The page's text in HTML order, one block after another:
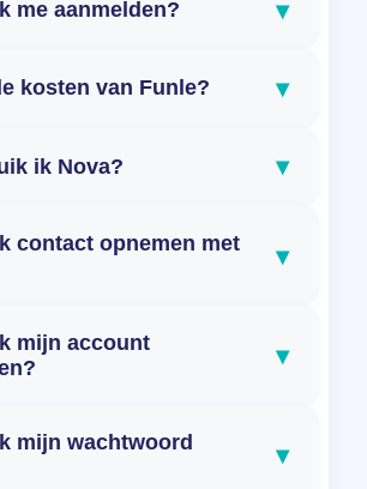
me aanmelden? ▾
kosten van Funle? ▾
ik Nova? ▾
contact opnemen met
▾
mijn account
▾
mijn wachtwoord
▾